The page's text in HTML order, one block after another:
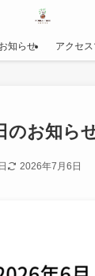
お知らせ アクセ
のお知ら
2026年7月6日